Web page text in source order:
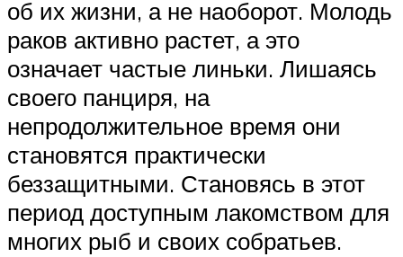
об их жизни, а не наоборот. Молодь
раков активно растет, а это
означает частые линьки. Лишаясь
своего панциря, на
непродолжительное время они
становятся практически
беззащитными. Становясь в этот
период доступным лакомством для
многих рыб и своих собратьев.